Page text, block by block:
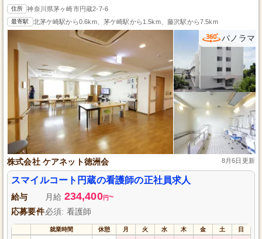
住所 神奈川県茅ヶ崎市円蔵2-7-6
最寄駅 北茅ケ崎駅から0.6km、茅ケ崎駅から1.5km、藤沢駅から7.5km
パノラマ
株式会社 ケアネット徳洲会 8月6日更新
スマイルコート円蔵の看護師の正社員求人
給与 月給 234,400円~
応募要件必須: 看護師
就業時間 休憩 月 火 水 木 金 土 日